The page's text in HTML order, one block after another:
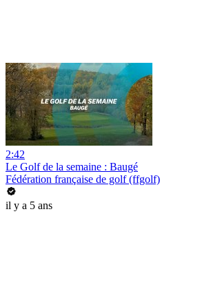
2:42
Le Golf de la semaine : Baugé
Fédération française de golf (ffgolf)
il y a 5 ans